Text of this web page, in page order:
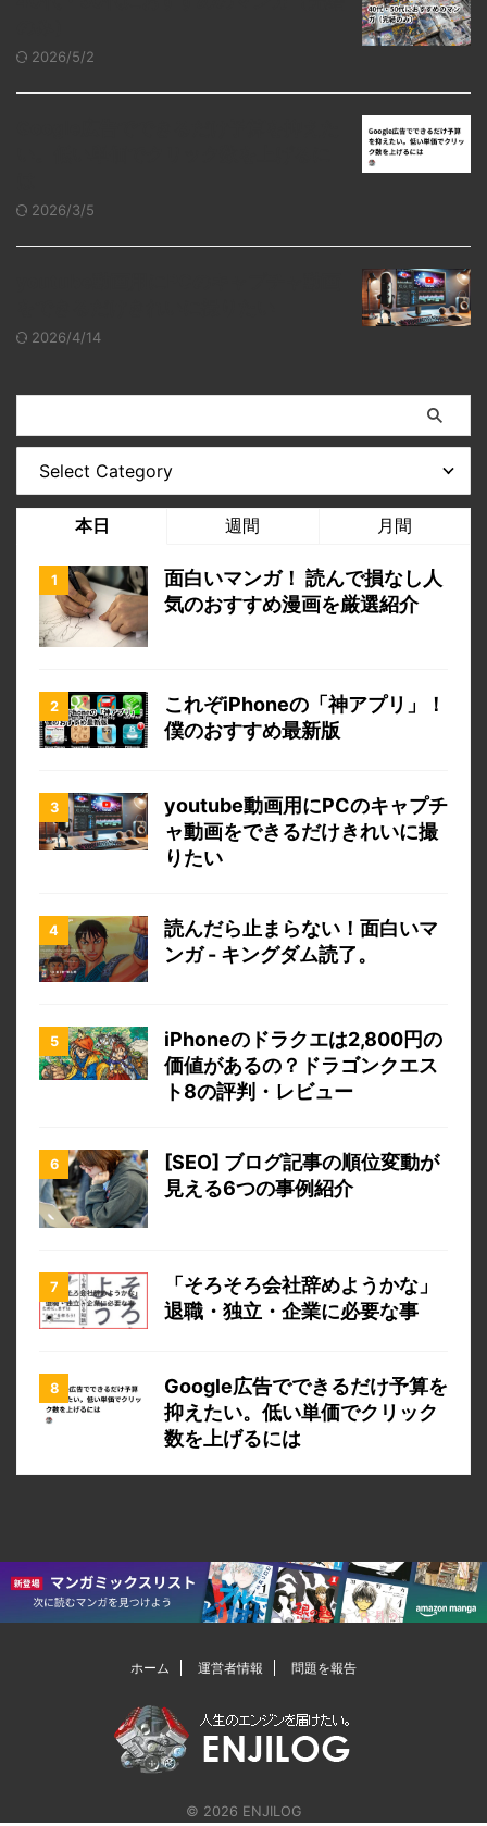
2026/5/2
2026/3/5
2026/4/14
本日 週間 月間
面白いマンガ！ 読んで損なし人
気のおすすめ漫画を厳選紹介
これぞiPhoneの「神アプリ」！
僕のおすすめ最新版
youtube動画用にPCのキャプチ
ャ動画をできるだけきれいに撮
りたい
読んだら止まらない！面白いマ
ンガ - キングダム読了。
iPhoneのドラクエは2,800円の
価値があるの？ドラゴンクエス
ト8の評判・レビュー
[SEO] ブログ記事の順位変動が
見える6つの事例紹介
「そろそろ会社辞めようかな」
退職・独立・企業に必要な事
Google広告でできるだけ予算を
抑えたい。低い単価でクリック
数を上げるには
ホーム 運営者情報 問題を報告
© 2026 ENJILOG